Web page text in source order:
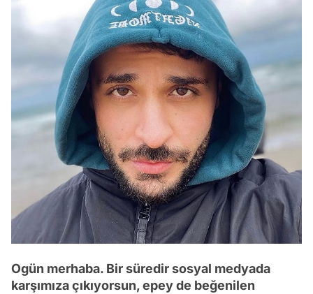
Ogün merhaba. Bir süredir sosyal medyada
karşımıza çıkıyorsun, epey de beğenilen